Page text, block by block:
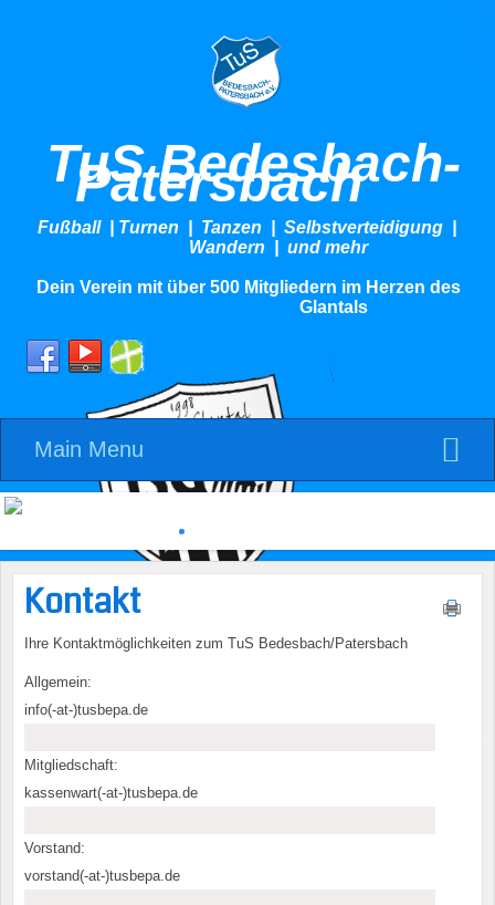
TuS Bedesbach-
Patersbach
Fußball | Turnen | Tanzen | Selbstverteidigung |
Wandern | und mehr
Dein Verein mit über 500 Mitgliedern im Herzen des
Glantals
Main Menu
Kontakt
Ihre Kontaktmöglichkeiten zum TuS Bedesbach/Patersbach
Allgemein:
info(-at-)tusbepa.de
Mitgliedschaft:
kassenwart(-at-)tusbepa.de
Vorstand:
vorstand(-at-)tusbepa.de